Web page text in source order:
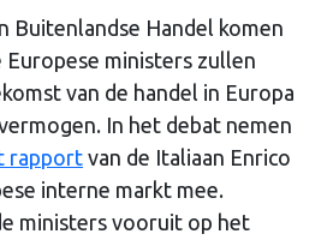
Buitenlandse Handel komen
Europese ministers zullen
van de handel in Europa
In het debat nemen
rapport van de Italiaan Enrico
interne markt mee.
ministers vooruit op het